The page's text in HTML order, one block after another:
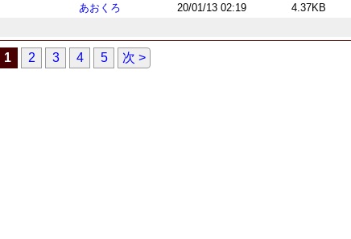
あおくろ 20/01/13 02:19 4.37KB
1 2 3 4 5 次 >